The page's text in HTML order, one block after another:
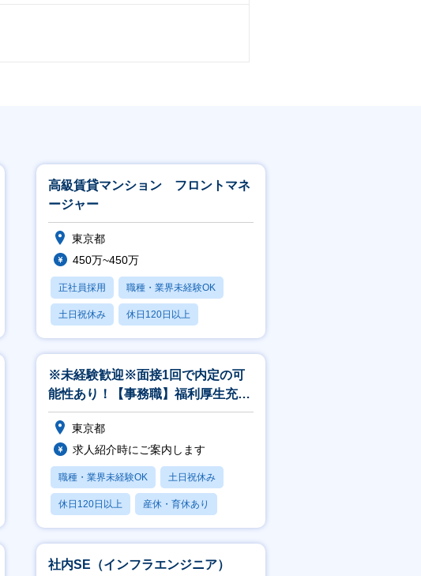
高級賃貸マンション フロントマネ
ージャー
東京都
450万~450万
正社員採用 職種・業界未経験OK
土日祝休み 休日120日以上
月残業20時間以内
※未経験歓迎※面接1回で内定の可
能性あり！【事務職】福利厚生充実/
土日祝休/充実のOJT/残業15h
東京都
求人紹介時にご案内します
職種・業界未経験OK 土日祝休み
休日120日以上 産休・育休あり
月残業20時間以内
社内SE（インフラエンジニア）